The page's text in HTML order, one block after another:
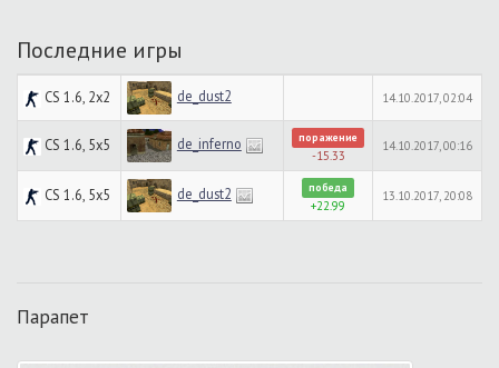
Последние игры
CS 1.6, 2x2 de_dust2 14.10.2017, 02:04
CS 1.6, 5x5 de_inferno поражение
-15.33
14.10.2017, 00:16
CS 1.6, 5x5 de_dust2 победа
+22.99
13.10.2017, 20:08
Парапет